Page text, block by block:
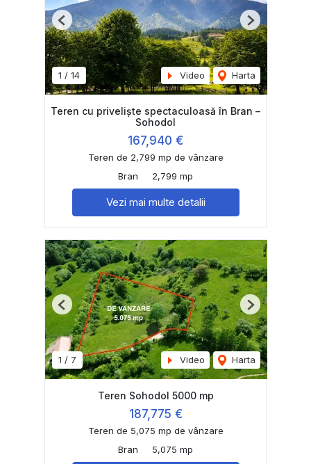
1 / 14 Video Harta
Previous Next
Teren cu priveliște spectaculoasă în Bran –
Sohodol
167,940 €
Teren de 2,799 mp de vânzare
Bran
2,799 mp
Vezi mai multe detalii
1 / 7 Video Harta
Previous Next
Teren Sohodol 5000 mp
187,775 €
Teren de 5,075 mp de vânzare
Bran
5,075 mp